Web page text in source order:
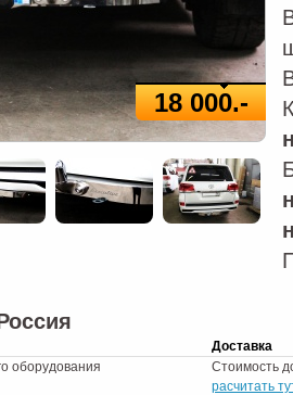
18 000.-
Доставка
оборудования
Стоимость
расчитать